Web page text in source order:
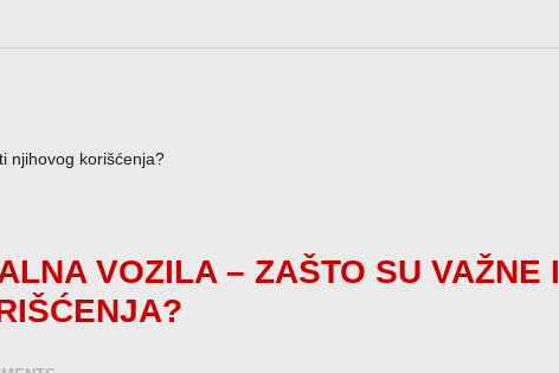
VOZILA – ZAŠTO SU VAŽNE I